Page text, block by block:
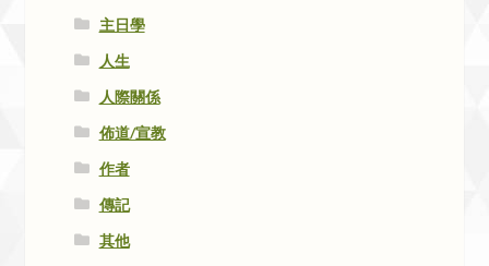
主日學
人生
人際關係
佈道/宣教
作者
傳記
其他